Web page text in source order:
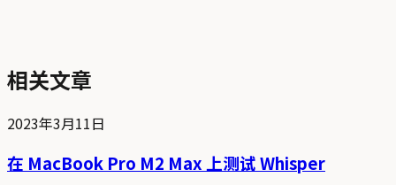
相关文章
2023年3月11日
在 MacBook Pro M2 Max 上测试 Whisper